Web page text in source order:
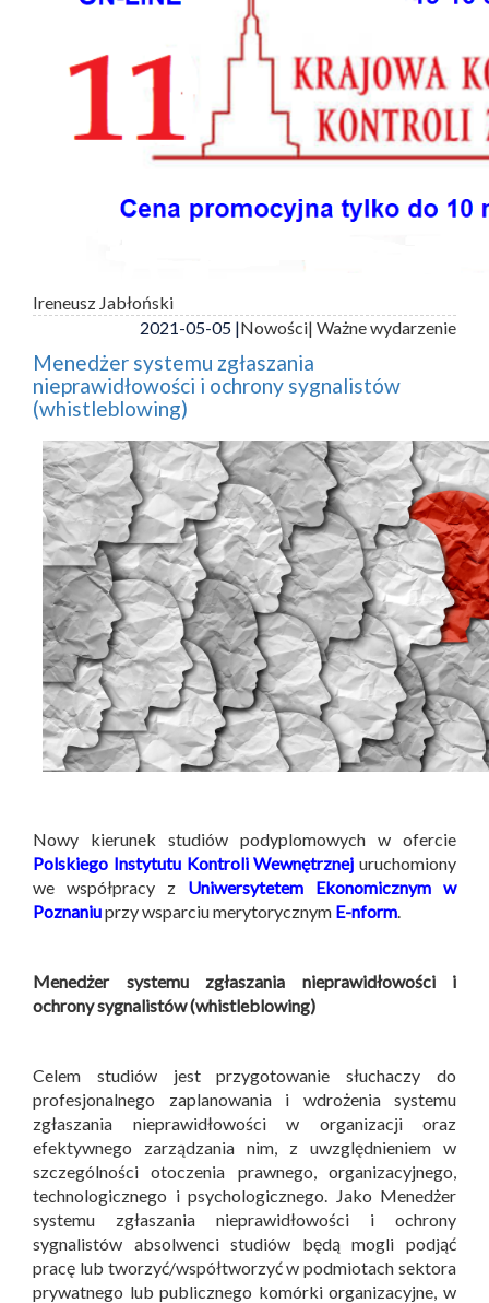
Ireneusz Jabłoński
2021-05-05 |Nowości| Ważne wydarzenie
Menedżer systemu zgłaszania
nieprawidłowości i ochrony sygnalistów
(whistleblowing)
Nowy kierunek studiów podyplomowych w ofercie
Polskiego Instytutu Kontroli Wewnętrznej uruchomiony
we współpracy z Uniwersytetem Ekonomicznym w
Poznaniuprzy wsparciu merytorycznym E-nform
Menedżer systemu zgłaszania nieprawidłowości i
ochrony sygnalistów (whistleblowing)
Celem studiów jest przygotowanie słuchaczy do
profesjonalnego zaplanowania i wdrożenia systemu
zgłaszania nieprawidłowości w organizacji oraz
efektywnego zarządzania nim, z uwzględnieniem w
szczególności otoczenia prawnego, organizacyjnego,
technologicznego i psychologicznego. Jako Menedżer
systemu zgłaszania nieprawidłowości i ochrony
sygnalistów absolwenci studiów będą mogli podjąć
pracę lub tworzyć/współtworzyć w podmiotach sektora
prywatnego lub publicznego komórki organizacyjne, w